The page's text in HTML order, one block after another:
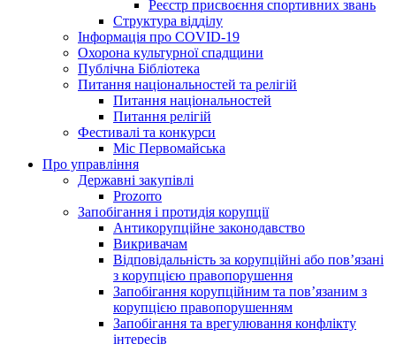
Реєстр присвоєння спортивних звань
Структура відділу
Інформація про COVID-19
Охорона культурної спадщини
Публічна Бібліотека
Питання національностей та релігій
Питання національностей
Питання релігій
Фестивалі та конкурси
Міс Первомайська
Про управління
Державні закупівлі
Prozorro
Запобігання і протидія корупції
Антикорупційне законодавство
Викривачам
Відповідальність за корупційні або пов’язані
з корупцією правопорушення
Запобігання корупційним та пов’язаним з
корупцією правопорушенням
Запобігання та врегулювання конфлікту
інтересів